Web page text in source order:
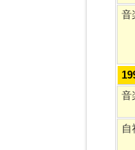
音
音
自